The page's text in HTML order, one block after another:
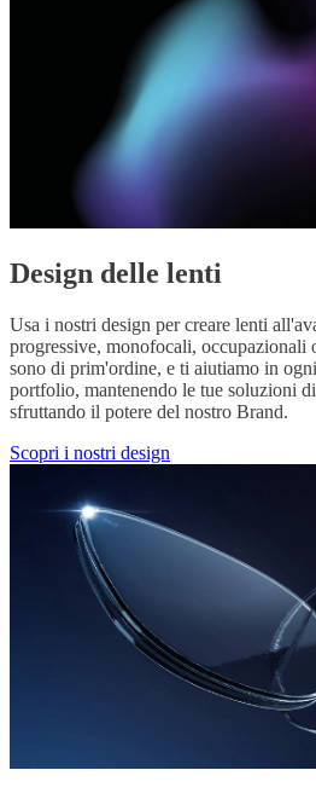
Design delle lenti
Usa i nostri design per creare lenti
progressive, monofocali, occupazionali
sono di prim'ordine, e ti aiutiamo in
portfolio, mantenendo le tue soluzioni
sfruttando il potere del nostro Brand.
Scopri i nostri design